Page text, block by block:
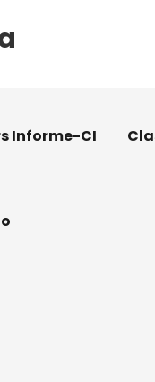
Informe-CI